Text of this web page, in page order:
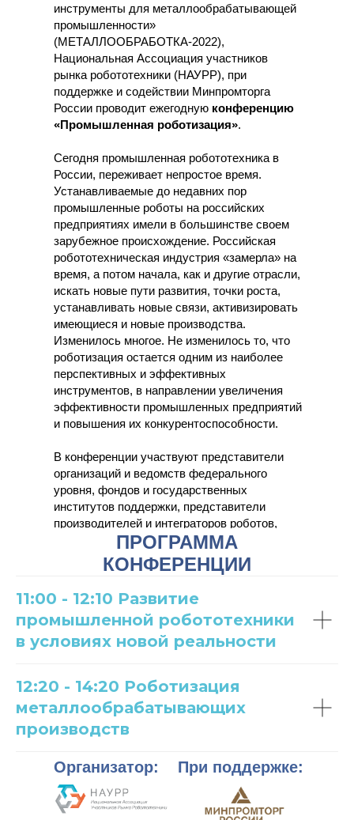
инструменты для металлообрабатывающей
промышленности»
(МЕТАЛЛООБРАБОТКА-2022),
Национальная Ассоциация участников
рынка робототехники (НАУРР), при
поддержке и содействии Минпромторга
России проводит ежегодную конференцию
«Промышленная роботизация».
Сегодня промышленная робототехника в
России, переживает непростое время.
Устанавливаемые до недавних пор
промышленные роботы на российских
предприятиях имели в большинстве своем
зарубежное происхождение. Российская
робототехническая индустрия «замерла» на
время, а потом начала, как и другие отрасли,
искать новые пути развития, точки роста,
устанавливать новые связи, активизировать
имеющиеся и новые производства.
Изменилось многое. Не изменилось то, что
роботизация остается одним из наиболее
перспективных и эффективных
инструментов, в направлении увеличения
эффективности промышленных предприятий
и повышения их конкурентоспособности.
В конференции участвуют представители
организаций и ведомств федерального
уровня, фондов и государственных
институтов поддержки, представители
производителей и интеграторов роботов,
собственники и менеджеры высшего и
среднего звена из крупного, среднего и
малого бизнеса
ПРОГРАММА
КОНФЕРЕНЦИИ
11:00 - 12:10 Развитие
промышленной робототехники
в условиях новой реальности
12:20 - 14:20 Роботизация
металлообрабатывающих
производств
Организатор: При поддержке: